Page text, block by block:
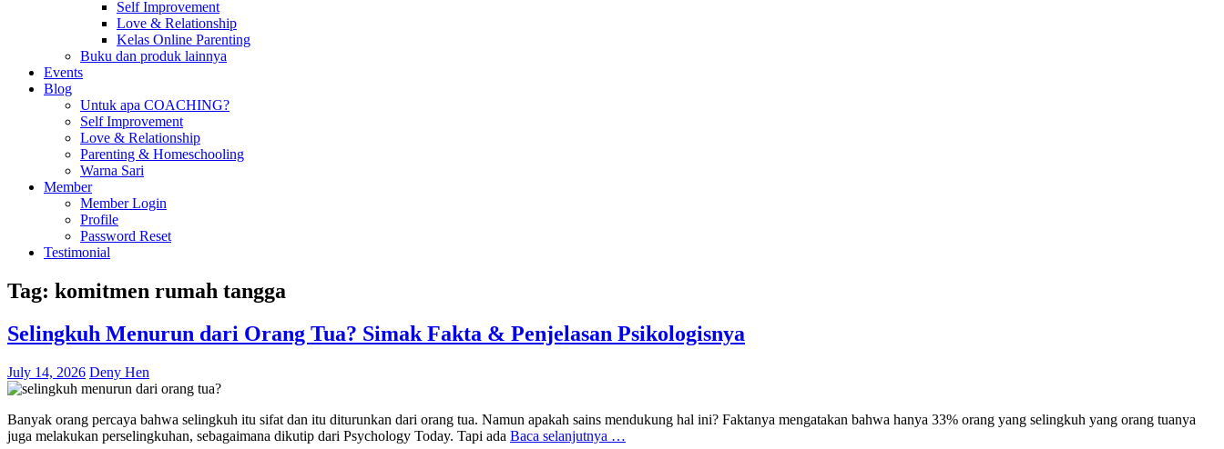
Self Improvement
Love & Relationship
Kelas Online Parenting
Buku dan produk lainnya
Events
Blog
Untuk apa COACHING?
Self Improvement
Love & Relationship
Parenting & Homeschooling
Warna Sari
Member
Member Login
Profile
Password Reset
Testimonial
Tag: komitmen rumah tangga
Selingkuh Menurun dari Orang Tua? Simak Fakta & Penjelasan Psikologisnya
July 14, 2026 Deny Hen
Banyak orang percaya bahwa selingkuh itu sifat dan itu diturunkan dari orang tua. Namun apakah sains mendukung hal ini? Faktanya mengatakan bahwa hanya 33% orang yang selingkuh yang orang tuanya
juga melakukan perselingkuhan, sebagaimana dikutip dari Psychology Today. Tapi ada Baca selanjutnya …